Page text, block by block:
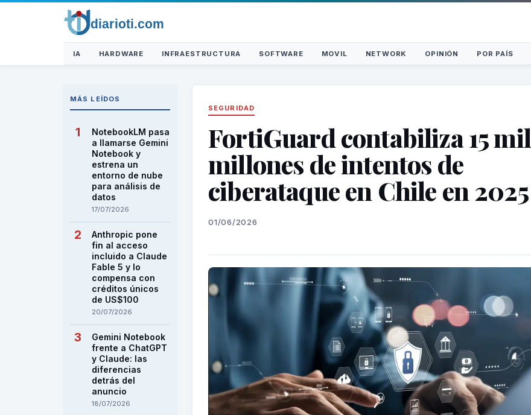
IA HARDWARE INFRAESTRUCTURA SOFTWARE MOVIL NETWORK OPINIÓN POR PAÍS
MÁS LEÍDOS
NotebookLM pasa
a llamarse Gemini
Notebook y
estrena un
entorno de nube
para análisis de
datos
17/07/2026
Anthropic pone
fin al acceso
incluido a Claude
Fable 5 y lo
compensa con
créditos únicos
de US$100
20/07/2026
Gemini Notebook
frente a ChatGPT
y Claude: las
diferencias
detrás del
anuncio
18/07/2026
SEGURIDAD
FortiGuard contabiliza 15 mil
millones de intentos de
ciberataque en Chile en 2025
01/06/2026